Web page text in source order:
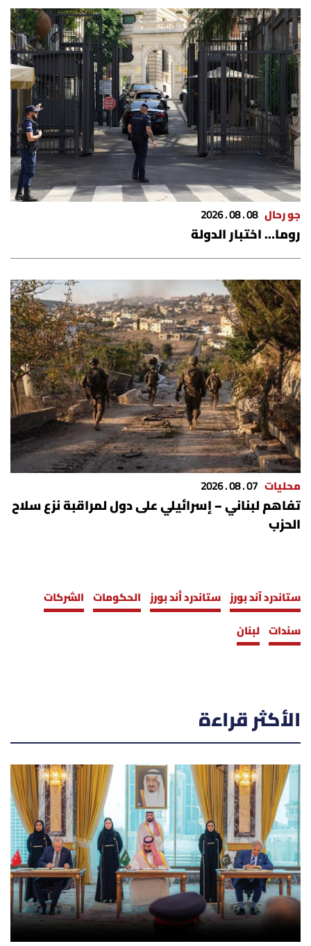
جو رحال 08 . 08 . 2026
روما… اختبار الدولة
محليات 07 . 08 . 2026
تفاهم لبناني – إسرائيلي على دول لمراقبة نزع سلاح
الحزب
ستاندرد آند بورز ستاندرد أند بورز الحكومات الشركات
سندات لبنان
الأكثر قراءة